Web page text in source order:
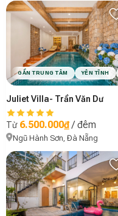
GẦN TRUNG TÂM YÊN TĨNH
Juliet Villa- Trần Văn Dư
Từ 6.500.000₫/ đêm
Ngũ Hành Sơn, Đà Nẵng